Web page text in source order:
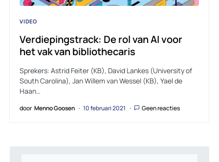
VIDEO
Verdiepingstrack: De rol van AI voor
het vak van bibliothecaris
Sprekers: Astrid Feiter (KB), David Lankes (University of
South Carolina), Jan Willem van Wessel (KB), Yael de
Haan…
door Menno Goosen 10 februari 2021 Geen reacties